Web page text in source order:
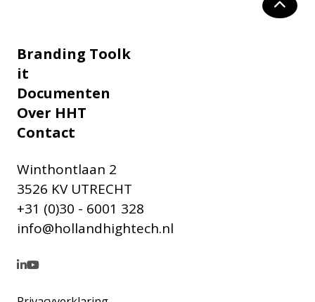
Branding Toolk
it
Documenten
Over HHT
Contact
Winthontlaan 2
3526 KV UTRECHT
+31 (0)30 - 6001 328
info@hollandhightech.nl